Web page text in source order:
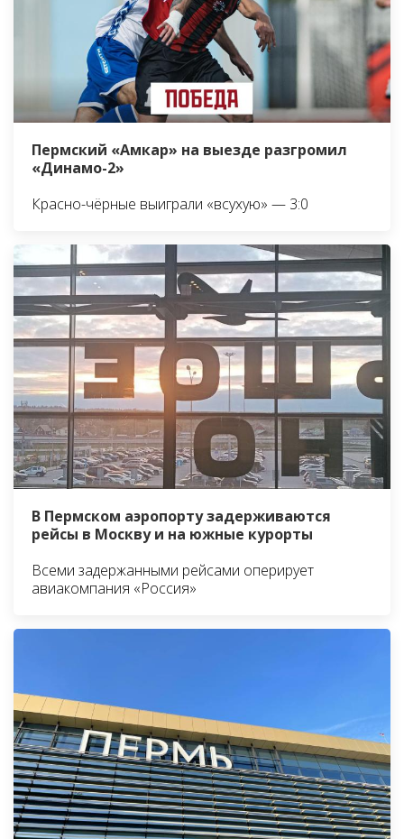
Пермский «Амкар» на выезде разгромил
«Динамо-2»
Красно-чёрные выиграли «всухую» — 3:0
В Пермском аэропорту задерживаются
рейсы в Москву и на южные курорты
Всеми задержанными рейсами оперирует
авиакомпания «Россия»